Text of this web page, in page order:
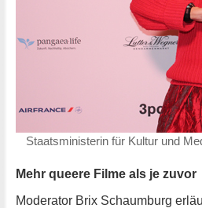
Staatsministerin für Kultur und
Mehr queere Filme als je zuvor
Moderator Brix Schaumburg